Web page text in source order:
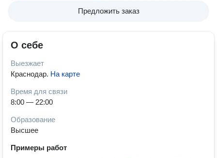
Предложить заказ
О себе
Выезжает
Краснодар. На карте
Время для связи
8:00 — 22:00
Образование
Высшее
Примеры работ